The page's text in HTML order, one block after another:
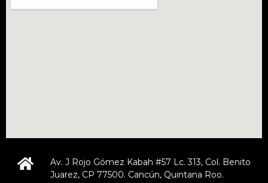
Av. J Rojo Gómez Kabah #57 Lc. 313, Col. Benito
Juarez, CP 77500. Cancún, Quintana Roo.